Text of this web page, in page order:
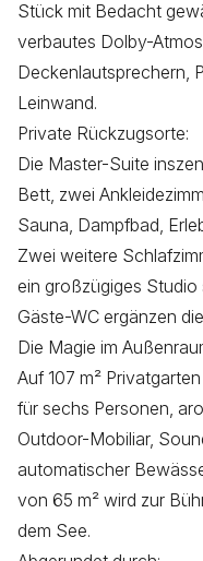
Stück mit Bedacht
verbautes Dolby-
Deckenlautsprechern,
Leinwand.
Private Rückzugsorte:
Die Master-Suite
Bett, zwei
Sauna, Dampfbad,
Zwei weitere
ein großzügiges Studio
Gäste-WC ergänzen
Die Magie im
Auf 107 m²
für sechs Personen,
Outdoor-Mobiliar,
automatischer
von 65 m² wird zur
dem See.